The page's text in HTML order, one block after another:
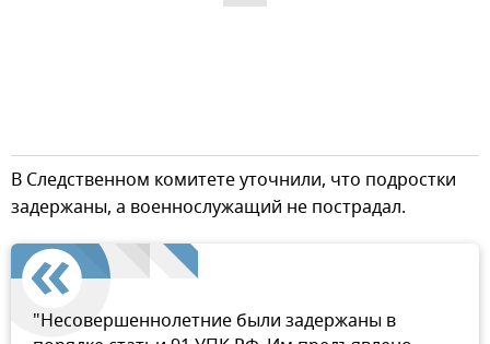
В Следственном комитете уточнили, что подростки
задержаны, а военнослужащий не пострадал.
"Несовершеннолетние были задержаны в